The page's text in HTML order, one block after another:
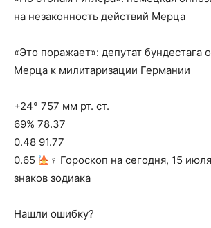
на незаконность действий Мерца
«Это поражает»: депутат бундестага
Мерца к милитаризации Германии
+24° 757 мм рт. ст.
69% 78.37
0.48 91.77
0.65
‍♀ Гороскоп на сегодня, 15
знаков зодиака
Нашли ошибку?